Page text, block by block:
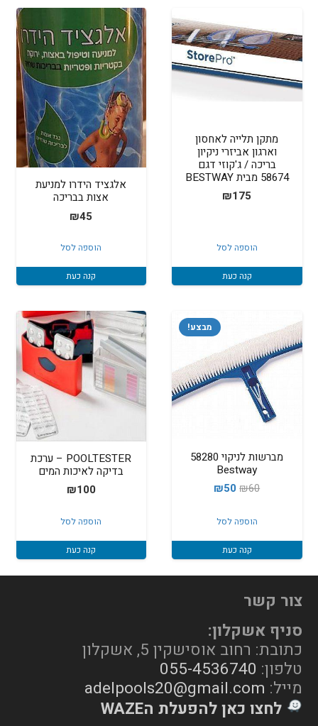
מתקן תלייה לאחסון
וארגון אביזרי ניקיון
בריכה / ג'קוזי דגם
58674 מבית BESTWAY
₪175
הוספה לסל
קנה כעת
אלגציד הידרו למניעת
אצות בבריכה
₪45
הוספה לסל
קנה כעת
מבצע!
מברשות לניקוי 58280
Bestway
₪60
המחיר
היה:
₪60.
₪50
המחיר
₪50.
הוספה לסל
קנה כעת
POOLTESTER – ערכת
בדיקה לאיכות המים
₪100
הוספה לסל
קנה כעת
צור קשר
סניף אשקלון:
כתובת: רחוב אוסישקין 5, אשקלון
טלפון: 055-4536740
מייל: adelpools20@gmail.com
לחצו כאן להפעלת הWAZE